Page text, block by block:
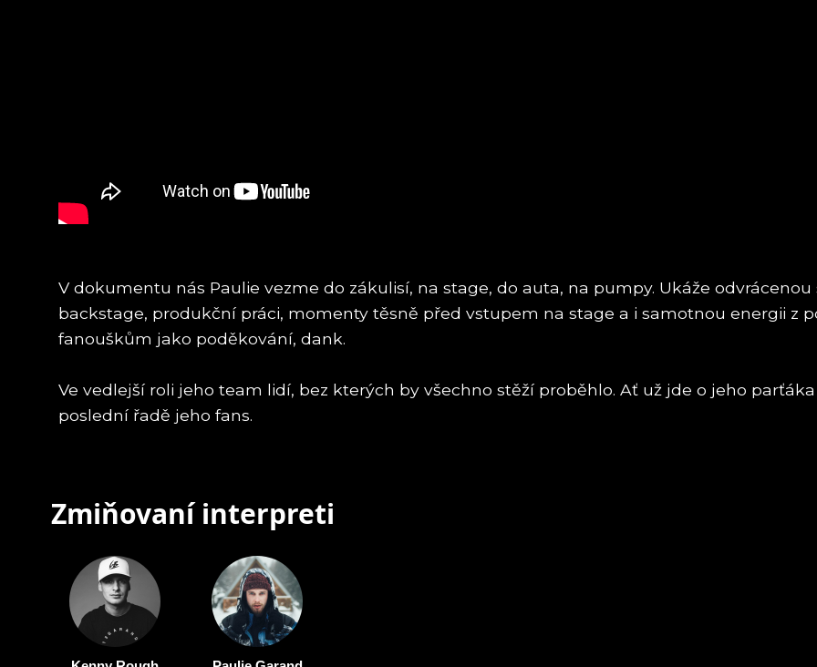
V dokumentu nás Paulie vezme do zákulisí, na stage, do auta, na pumpy. Ukáže
backstage, produkční práci, momenty těsně před vstupem na stage a i samotnou energii z
fanouškům jako poděkování, dank.
Ve vedlejší roli jeho team lidí, bez kterých by všechno stěží proběhlo. Ať už jde o jeho
poslední řadě jeho fans.
Zmiňovaní interpreti